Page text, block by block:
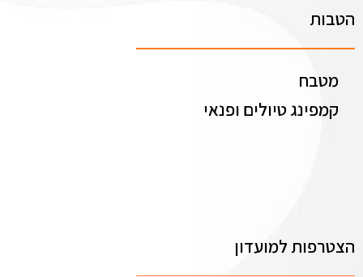
הטבות
מטבח
קמפינג טיולים ופנאי
הצטרפות למועדון